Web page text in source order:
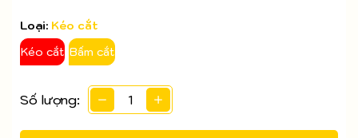
Loại: Kéo cắt
Kéo cắt Bấm cắt
Số lượng:
Mã giảm giá:
Điều kiện: